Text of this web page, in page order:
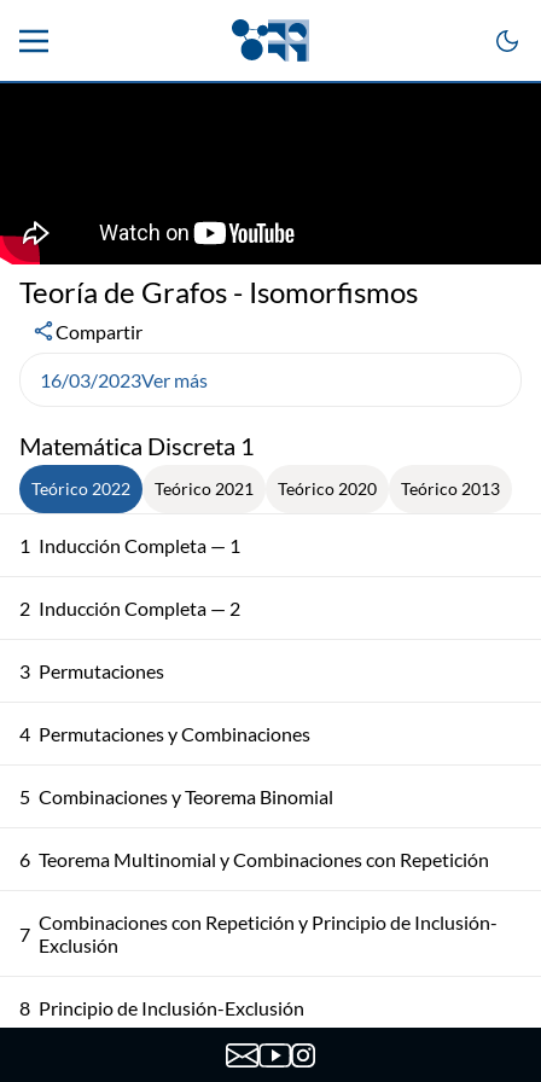
Matemática Discreta 1
Teórico 2022 Teórico 2021 Teórico 2020 Teórico 2013
1 Inducción Completa — 1
2 Inducción Completa — 2
3 Permutaciones
4 Permutaciones y Combinaciones
5 Combinaciones y Teorema Binomial
6 Teorema Multinomial y Combinaciones con Repetición
7 Combinaciones con Repetición y Principio de Inclusión-
Exclusión
8 Principio de Inclusión-Exclusión
Principio de Inclusión-Exclusión: Aplicaciones
Teoría de Grafos - Isomorfismos
Compartir
16/03/2023Ver más